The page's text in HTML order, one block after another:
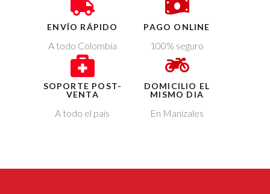
ENVÍO RÁPIDO
A todo Colombia
SOPORTE POST-
VENTA
A todo el país
PAGO ONLINE
100% seguro
DOMICILIO EL
MISMO DIA
En Manizales